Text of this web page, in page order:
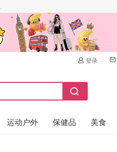
登录
运动户外 保健品 美食